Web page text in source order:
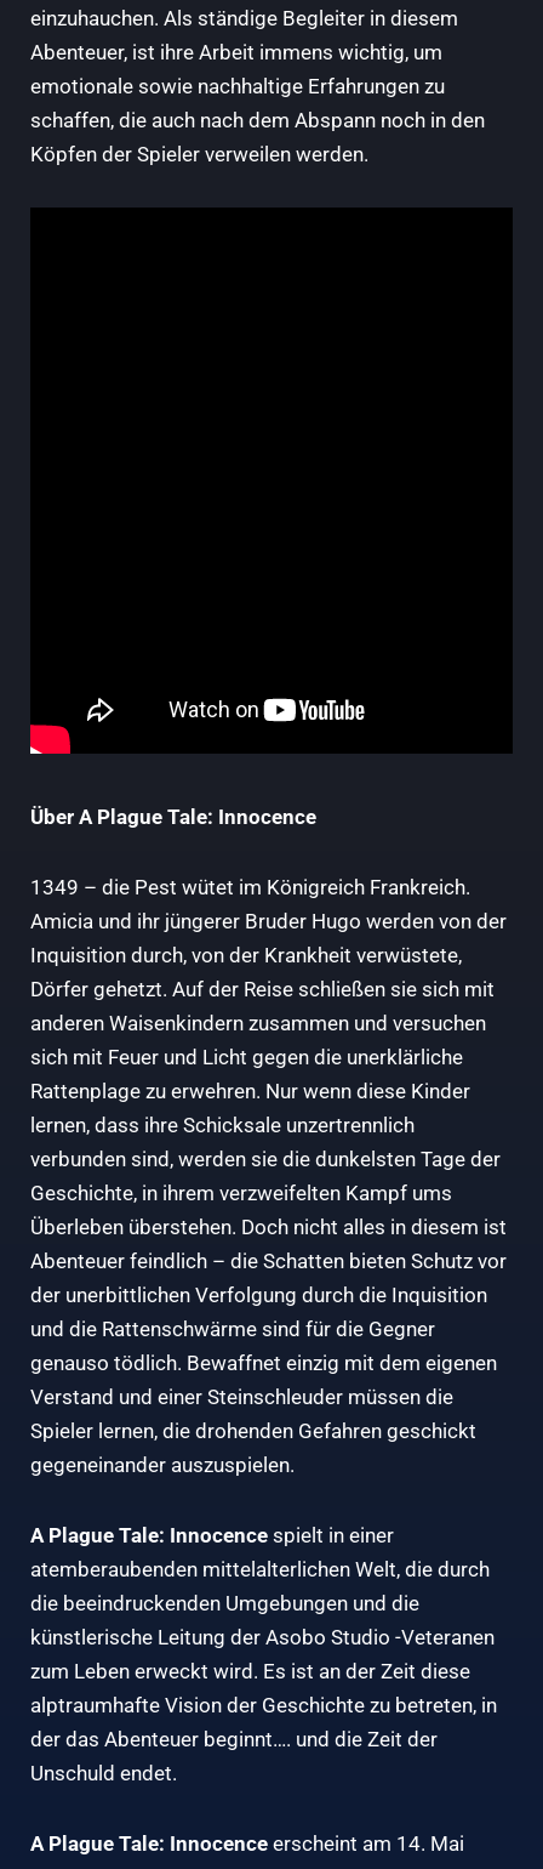
einzuhauchen. Als ständige Begleiter in diesem
Abenteuer, ist ihre Arbeit immens wichtig, um
emotionale sowie nachhaltige Erfahrungen zu
schaffen, die auch nach dem Abspann noch in den
Köpfen der Spieler verweilen werden.
Über A Plague Tale: Innocence
1349 – die Pest wütet im Königreich Frankreich.
Amicia und ihr jüngerer Bruder Hugo werden von der
Inquisition durch, von der Krankheit verwüstete,
Dörfer gehetzt. Auf der Reise schließen sie sich mit
anderen Waisenkindern zusammen und versuchen
sich mit Feuer und Licht gegen die unerklärliche
Rattenplage zu erwehren. Nur wenn diese Kinder
lernen, dass ihre Schicksale unzertrennlich
verbunden sind, werden sie die dunkelsten Tage der
Geschichte, in ihrem verzweifelten Kampf ums
Überleben überstehen. Doch nicht alles in diesem ist
Abenteuer feindlich – die Schatten bieten Schutz vor
der unerbittlichen Verfolgung durch die Inquisition
und die Rattenschwärme sind für die Gegner
genauso tödlich. Bewaffnet einzig mit dem eigenen
Verstand und einer Steinschleuder müssen die
Spieler lernen, die drohenden Gefahren geschickt
gegeneinander auszuspielen.
A Plague Tale: Innocence spielt in einer
atemberaubenden mittelalterlichen Welt, die durch
die beeindruckenden Umgebungen und die
künstlerische Leitung der Asobo Studio -Veteranen
zum Leben erweckt wird. Es ist an der Zeit diese
alptraumhafte Vision der Geschichte zu betreten, in
der das Abenteuer beginnt…. und die Zeit der
Unschuld endet.
A Plague Tale: Innocence erscheint am 14. Mai